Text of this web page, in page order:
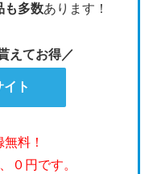
も多数あります！
えてお得／
ト
料！
０円です。